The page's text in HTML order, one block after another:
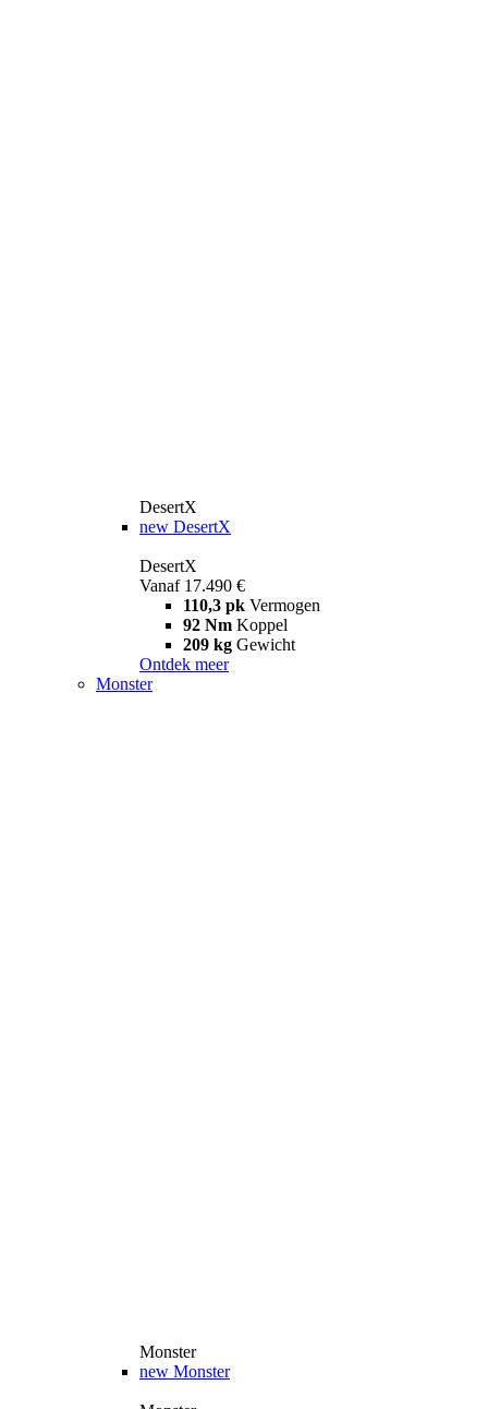
DesertX
new DesertX
DesertX
Vanaf 17.490 €
110,3 pk Vermogen
92 Nm Koppel
209 kg Gewicht
Ontdek meer
Monster
Monster
new Monster